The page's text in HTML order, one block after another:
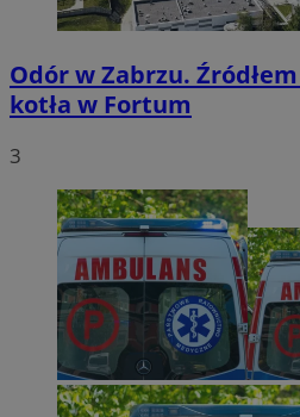
Odór w Zabrzu.
kotła w Fortum
3